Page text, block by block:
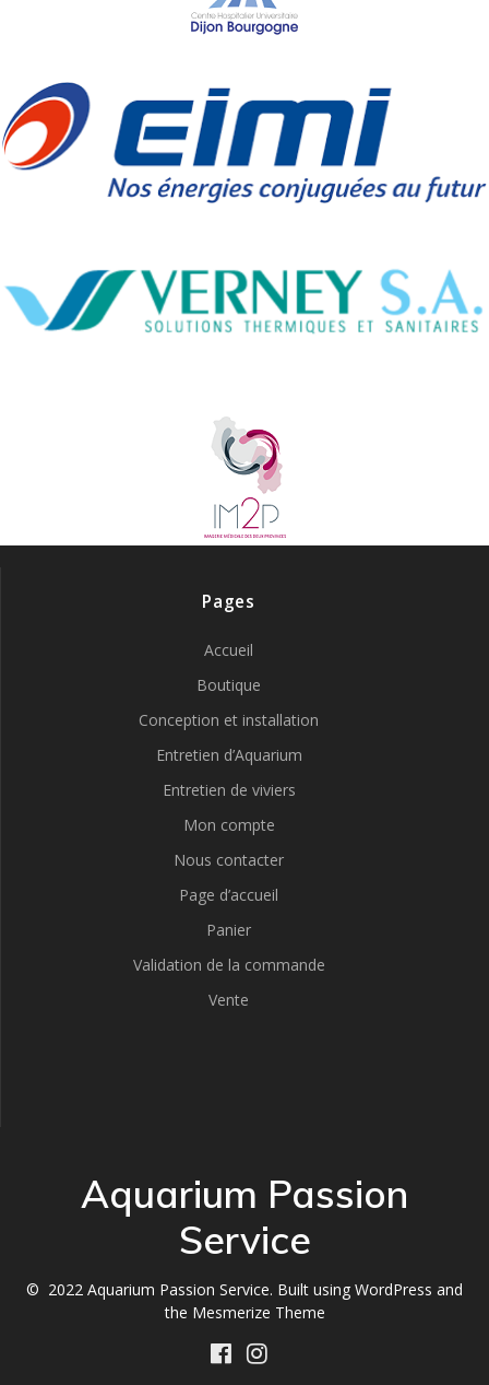
Pages
Accueil
Boutique
Conception et installation
Entretien d’Aquarium
Entretien de viviers
Mon compte
Nous contacter
Page d’accueil
Panier
Validation de la commande
Vente
Aquarium Passion
Service
© 2022 Aquarium Passion Service. Built using WordPress and
the Mesmerize Theme